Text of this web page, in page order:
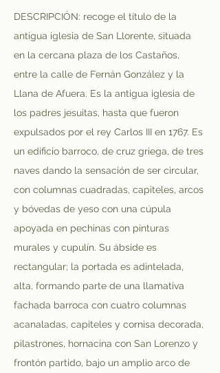
DESCRIPCIÓN: recoge el título de la
antigua iglesia de San Llorente, situada
en la cercana plaza de los Castaños,
entre la calle de Fernán González y la
Llana de Afuera. Es la antigua iglesia de
los padres jesuitas, hasta que fueron
expulsados por el rey Carlos III en 1767. Es
un edificio barroco, de cruz griega, de tres
naves dando la sensación de ser circular,
con columnas cuadradas, capiteles, arcos
y bóvedas de yeso con una cúpula
apoyada en pechinas con pinturas
murales y cupulín. Su ábside es
rectangular; la portada es adintelada,
alta, formando parte de una llamativa
fachada barroca con cuatro columnas
acanaladas, capiteles y cornisa decorada,
pilastrones, hornacina con San Lorenzo y
frontón partido, bajo un amplio arco de